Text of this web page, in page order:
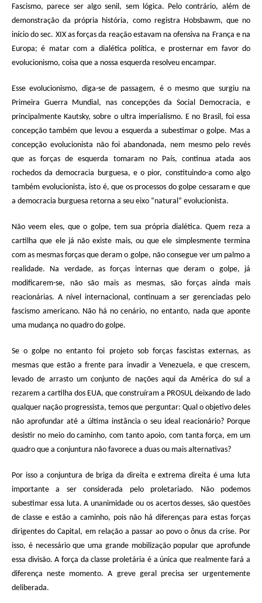
Fascismo, parece ser algo senil, sem lógica. Pelo contrário, além de
demonstração da própria história, como registra Hobsbawm, que no
início do sec. XIX as forças da reação estavam na ofensiva na França e na
Europa; é matar com a dialética política, e prosternar em favor do
evolucionismo, coisa que a nossa esquerda resolveu encampar.
Esse evolucionismo, diga-se de passagem, é o mesmo que surgiu na
Primeira Guerra Mundial, nas concepções da Social Democracia, e
principalmente Kautsky, sobre o ultra imperialismo. E no Brasil, foi essa
concepção também que levou a esquerda a subestimar o golpe. Mas a
concepção evolucionista não foi abandonada, nem mesmo pelo revés
que as forças de esquerda tomaram no País, continua atada aos
rochedos da democracia burguesa, e o pior, constituindo-a como algo
também evolucionista, isto é, que os processos do golpe cessaram e que
a democracia burguesa retorna a seu eixo “natural” evolucionista.
Não veem eles, que o golpe, tem sua própria dialética. Quem reza a
cartilha que ele já não existe mais, ou que ele simplesmente termina
com as mesmas forças que deram o golpe, não consegue ver um palmo a
realidade. Na verdade, as forças internas que deram o golpe, já
modificarem-se, não são mais as mesmas, são forças ainda mais
reacionárias. A nível internacional, continuam a ser gerenciadas pelo
fascismo americano. Não há no cenário, no entanto, nada que aponte
uma mudança no quadro do golpe.
Se o golpe no entanto foi projeto sob forças fascistas externas, as
mesmas que estão a frente para invadir a Venezuela, e que crescem,
levado de arrasto um conjunto de nações aqui da América do sul a
rezarem a cartilha dos EUA, que construíram a PROSUL deixando de lado
qualquer nação progressista, temos que perguntar: Qual o objetivo deles
não aprofundar até a última instância o seu ideal reacionário? Porque
desistir no meio do caminho, com tanto apoio, com tanta força, em um
quadro que a conjuntura não favorece a duas ou mais alternativas?
Por isso a conjuntura de briga da direita e extrema direita é uma luta
importante a ser considerada pelo proletariado. Não podemos
subestimar essa luta. A unanimidade ou os acertos desses, são questões
de classe e estão a caminho, pois não há diferenças para estas forças
dirigentes do Capital, em relação a passar ao povo o ônus da crise. Por
isso, é necessário que uma grande mobilização popular que aprofunde
essa divisão. A força da classe proletária é a única que realmente fará a
diferença neste momento. A greve geral precisa ser urgentemente
deliberada.